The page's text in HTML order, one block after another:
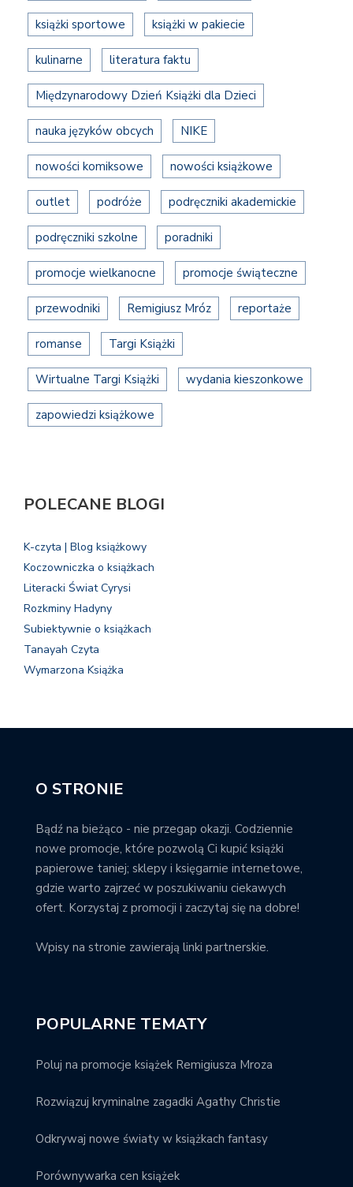
książki sportowe książki w pakiecie
kulinarne literatura faktu
Międzynarodowy Dzień Książki dla Dzieci
nauka języków obcych NIKE
nowości komiksowe nowości książkowe
outlet podróże podręczniki akademickie
podręczniki szkolne poradniki
promocje wielkanocne promocje świąteczne
przewodniki Remigiusz Mróz reportaże
romanse Targi Książki
Wirtualne Targi Książki wydania kieszonkowe
zapowiedzi książkowe
POLECANE BLOGI
K-czyta | Blog książkowy
Koczowniczka o książkach
Literacki Świat Cyrysi
Rozkminy Hadyny
Subiektywnie o książkach
Tanayah Czyta
Wymarzona Książka
O STRONIE
Bądź na bieżąco - nie przegap okazji. Codziennie
nowe promocje, które pozwolą Ci kupić książki
papierowe taniej; sklepy i księgarnie internetowe,
gdzie warto zajrzeć w poszukiwaniu ciekawych
ofert. Korzystaj z promocji i zaczytaj się na dobre!
Wpisy na stronie zawierają linki partnerskie.
POPULARNE TEMATY
Poluj na promocje książek Remigiusza Mroza
Rozwiązuj kryminalne zagadki Agathy Christie
Odkrywaj nowe światy w książkach fantasy
Porównywarka cen książek